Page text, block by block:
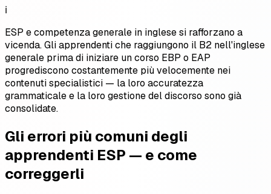
ℹ️
ESP e competenza generale in inglese si rafforzano a
vicenda. Gli apprendenti che raggiungono il B2 nell'inglese
generale prima di iniziare un corso EBP o EAP
progrediscono costantemente più velocemente nei
contenuti specialistici — la loro accuratezza
grammaticale e la loro gestione del discorso sono già
consolidate.
Gli errori più comuni degli
apprendenti ESP — e come
correggerli